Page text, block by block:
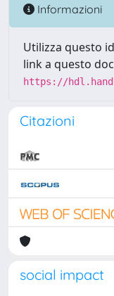
Informazioni
Utilizza questo
link a questo
https://
Citazioni
social impact